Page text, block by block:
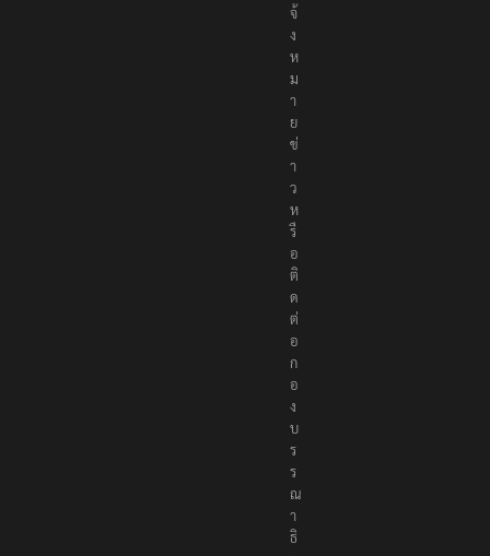
แ
จ้
ง
ห
ม
า
ย
ข่
า
ว
ห
รื
อ
ติ
ด
ต่
อ
ก
อ
ง
บ
ร
ร
ณ
า